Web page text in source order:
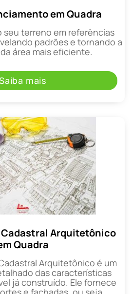
em Quadra
seu terreno em referências
padrões e tornando a
área mais eficiente.
mais
Arquitetônico
Quadra
Arquitetônico é um
das características
já construído. Ele fornece